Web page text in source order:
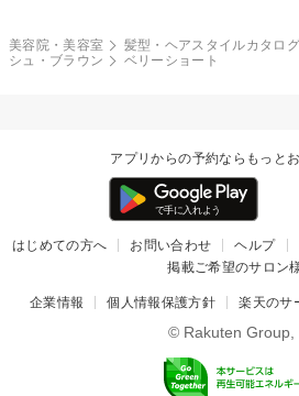
美容院・美容室 髪型・ヘアスタイルカタログ
シュ・ブラウン
ベリーショート
アプリからの予約ならもっと
はじめての方へ お問い合わせ ヘルプ
掲載ご希望のサロン
企業情報 個人情報保護方針 楽天のサ
© Rakuten Group,